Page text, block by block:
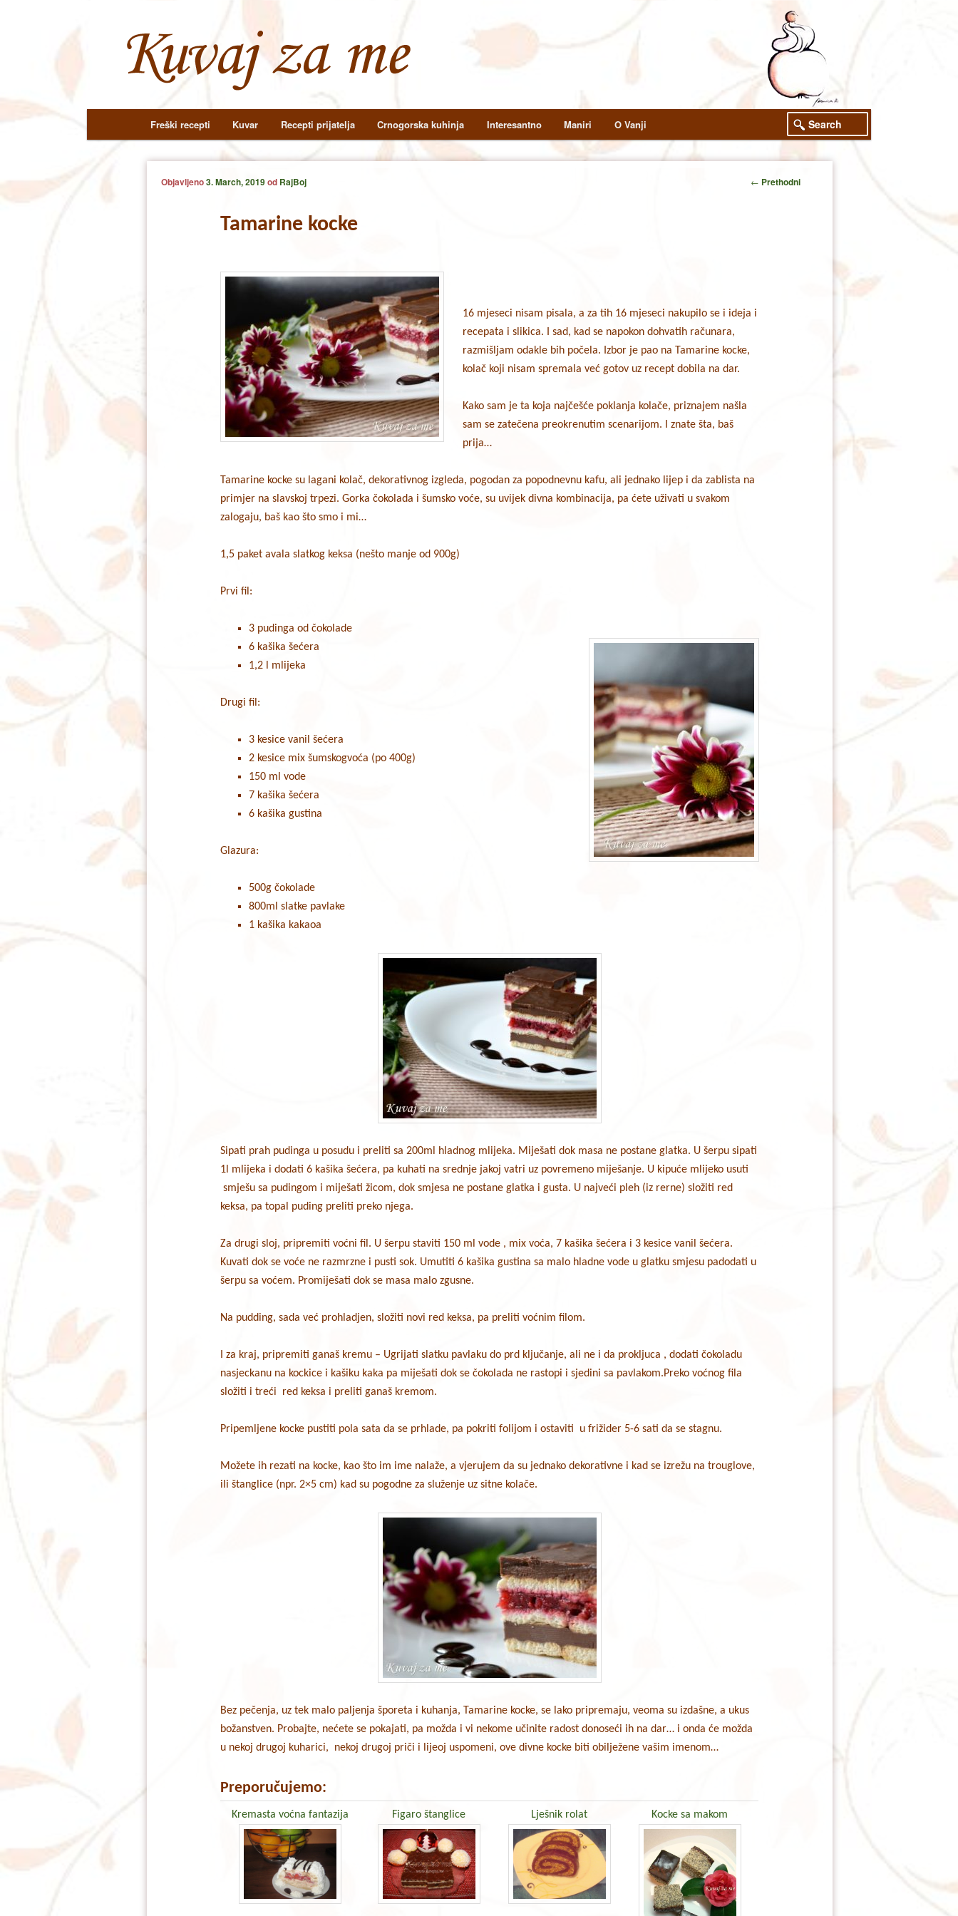
Skip
to
Skip
to
Freški recepti Kuvar Recepti prijatelja Crnogorska kuhinja Interesantno Maniri O Vanji
Post
← Prethodni
Tamarine kocke
Objavljeno3. March, 2019od RajBoj
16 mjeseci nisam pisala, a za tih 16 mjeseci nakupilo se i ideja i
recepata i slikica. I sad, kad se napokon dohvatih računara,
razmišljam odakle bih počela. Izbor je pao na Tamarine kocke,
kolač koji nisam spremala već gotov uz recept dobila na dar.
Kako sam je ta koja najčešće poklanja kolače, priznajem našla
sam se zatečena preokrenutim scenarijom. I znate šta, baš
prija…
Tamarine kocke su lagani kolač, dekorativnog izgleda, pogodan za popodnevnu kafu, ali jednako lijep i da zablista na
primjer na slavskoj trpezi. Gorka čokolada i šumsko voće, su uvijek divna kombinacija, pa ćete uživati u svakom
zalogaju, baš kao što smo i mi…
1,5 paket avala slatkog keksa (nešto manje od 900g)
Prvi fil:
3 pudinga od čokolade
6 kašika šećera
1,2 l mlijeka
Drugi fil:
3 kesice vanil šećera
2 kesice mix šumskogvoća (po 400g)
150 ml vode
7 kašika šećera
6 kašika gustina
Glazura:
500g čokolade
800ml slatke pavlake
1 kašika kakaoa
Sipati prah pudinga u posudu i preliti sa 200ml hladnog mlijeka. Miješati dok masa ne postane glatka. U šerpu sipati
1l mlijeka i dodati 6 kašika šećera, pa kuhati na srednje jakoj vatri uz povremeno miješanje. U kipuće mlijeko usuti
smješu sa pudingom i miješati žicom, dok smjesa ne postane glatka i gusta. U najveći pleh (iz rerne) složiti red
keksa, pa topal puding preliti preko njega.
Za drugi sloj, pripremiti voćni fil. U šerpu staviti 150 ml vode , mix voća, 7 kašika šećera i 3 kesice vanil šećera.
Kuvati dok se voće ne razmrzne i pusti sok. Umutiti 6 kašika gustina sa malo hladne vode u glatku smjesu padodati u
šerpu sa voćem. Promiješati dok se masa malo zgusne.
Na pudding, sada već prohladjen, složiti novi red keksa, pa preliti voćnim filom.
I za kraj, pripremiti ganaš kremu – Ugrijati slatku pavlaku do prd ključanje, ali ne i da prokljuca , dodati čokoladu
nasjeckanu na kockice i kašiku kaka pa miješati dok se čokolada ne rastopi i sjedini sa pavlakom.Preko voćnog fila
složiti i treći red keksa i preliti ganaš kremom.
Pripemljene kocke pustiti pola sata da se prhlade, pa pokriti folijom i ostaviti u frižider 5-6 sati da se stagnu.
Možete ih rezati na kocke, kao što im ime nalaže, a vjerujem da su jednako dekorativne i kad se izrežu na trouglove,
ili štanglice (npr. 2×5 cm) kad su pogodne za služenje uz sitne kolače.
Bez pečenja, uz tek malo paljenja šporeta i kuhanja, Tamarine kocke, se lako pripremaju, veoma su izdašne, a ukus
božanstven. Probajte, nećete se pokajati, pa možda i vi nekome učinite radost donoseći ih na dar… i onda će možda
u nekoj drugoj kuharici, nekoj drugoj priči i lijeoj uspomeni, ove divne kocke biti obilježene vašim imenom…
Preporučujemo:
Kremasta voćna fantazija Figaro štanglice Lješnik rolat Kocke sa makom